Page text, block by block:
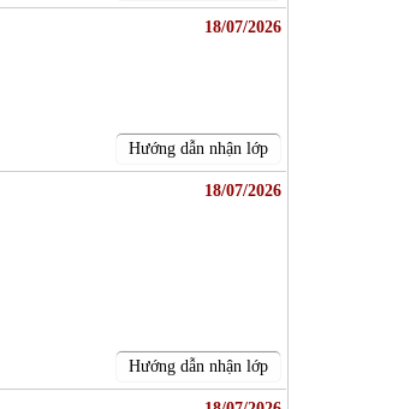
18/07/2026
Hướng dẫn nhận lớp
18/07/2026
Hướng dẫn nhận lớp